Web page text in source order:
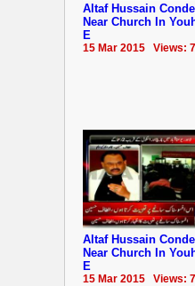
Altaf Hussain
Near Church In
E
15 Mar 2015 Views:
Altaf Hussain
Near Church In
E
15 Mar 2015 Views: